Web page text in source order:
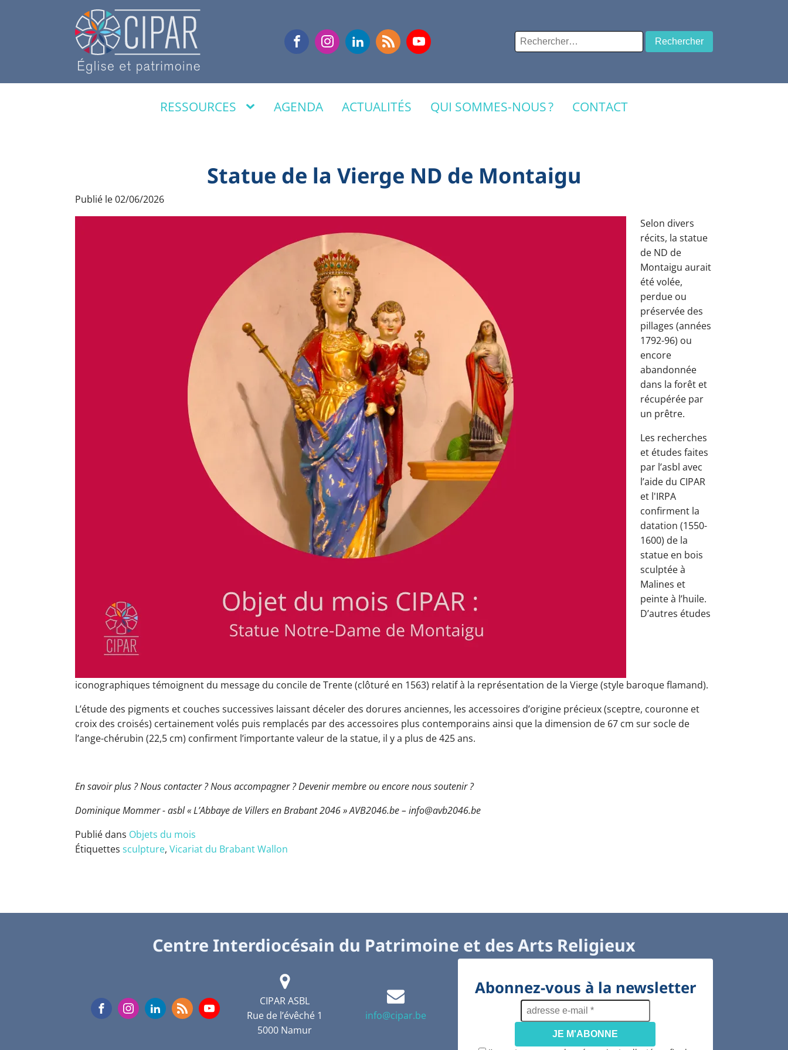
Rechercher :
RESSOURCES AGENDA ACTUALITÉS QUI SOMMES-NOUS ? CONTACT
Statue de la Vierge ND de Montaigu
Publié le02/06/2026
Selon divers
récits, la statue
de ND de
Montaigu aurait
été volée,
perdue ou
préservée des
pillages (années
1792-96) ou
encore
abandonnée
dans la forêt et
récupérée par
un prêtre.
Les recherches
et études faites
par l’asbl avec
l’aide du CIPAR
et l'IRPA
confirment la
datation (1550-
1600) de la
statue en bois
sculptée à
Malines et
peinte à l’huile.
D’autres études
iconographiques témoignent du message du concile de Trente (clôturé en 1563) relatif à la représentation de la Vierge (style baroque flamand).
L’étude des pigments et couches successives laissant déceler des dorures anciennes, les accessoires d’origine précieux (sceptre, couronne et
croix des croisés) certainement volés puis remplacés par des accessoires plus contemporains ainsi que la dimension de 67 cm sur socle de
l’ange-chérubin (22,5 cm) confirment l’importante valeur de la statue, il y a plus de 425 ans.
En savoir plus ? Nous contacter ? Nous accompagner ? Devenir membre ou encore nous soutenir ?
Dominique Mommer - asbl « L’Abbaye de Villers en Brabant 2046 » AVB2046.be – info@avb2046.be
Publié dans Objets du mois
Étiquettes sculpture, Vicariat du Brabant Wallon
Centre Interdiocésain du Patrimoine et des Arts Religieux
CIPAR ASBL
Rue de l’évêché 1
5000 Namur
info@cipar.be
Abonnez-vous à la newsletter
adresse
e-
mail
*